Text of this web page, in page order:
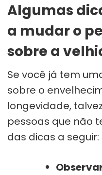
Algumas
a mudar o
sobre a
Se você já tem
sobre o
longevidade,
pessoas que não
das dicas a seguir: